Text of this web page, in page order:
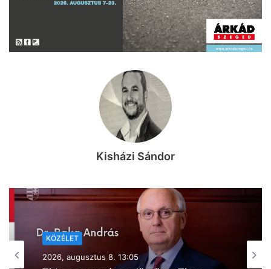
Kisházi Sándor
KÖZÉLET
2026, augusztus 8. 10:44